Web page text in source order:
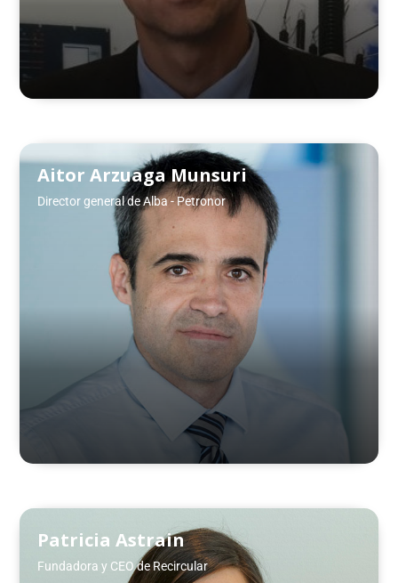
Aitor Arzuaga Munsuri
Director general de Alba - Petronor
Patricia Astrain
Fundadora y CEO de Recircular